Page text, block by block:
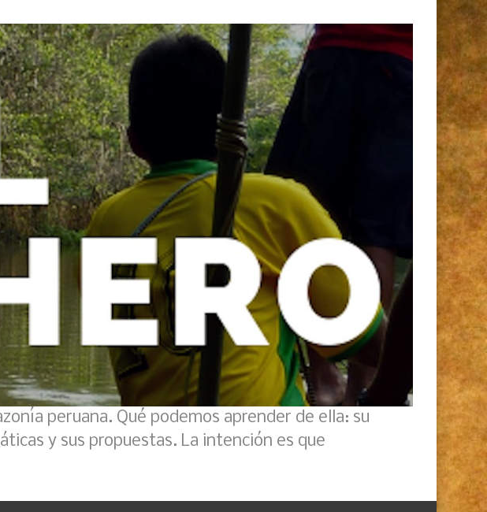
peruana. Qué podemos aprender de ella: su
y sus propuestas. La intención es que